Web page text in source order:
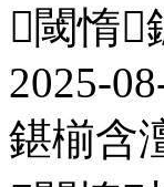
閾惰
2025-
鍖椾含